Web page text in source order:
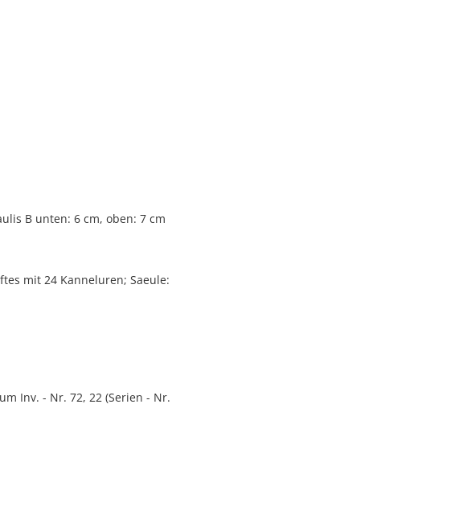
B unten: 6 cm, oben: 7 cm
mit 24 Kanneluren; Saeule:
Inv. - Nr. 72, 22 (Serien - Nr.